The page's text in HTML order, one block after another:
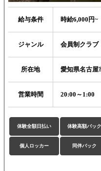
給与条件 時給6,000円~
ジャンル 会員制クラブ
所在地 愛知県名古
営業時間 20:00～1:00
体験全額日払い 体験高額バック
個人ロッカー 同伴バック